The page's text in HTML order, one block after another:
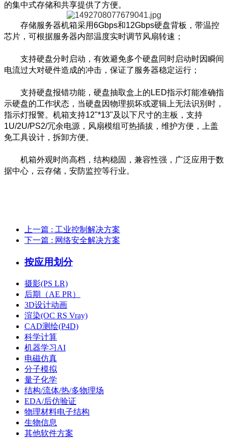
的集中式存储和共享提供了方便。
存储服务器机箱采用6Gbps和12Gbps硬盘背板，带温控
芯片，可根据服务器内部温度实时调节风扇转速；
支持硬盘分时启动，有效避免多个硬盘同时启动时因瞬间
电流过大对硬件造成的冲击，保证了服务器稳定运行；
支持硬盘报错功能，硬盘抽取盒上的LED指示灯能准确指
示硬盘的工作状态，当硬盘因物理损坏或逻辑上无法识别时，
指示灯报警。机箱支持12"*13"及以下尺寸的主板，支持
1U/2U/PS2/冗余电源，风扇模组可热插拔，维护方便，上盖
免工具设计，拆卸方便。
机箱外观时尚高档，结构稳固，兼容性强，广泛应用于数
据中心，云存储，安防监控等行业。
上一篇 : 工业控制解决方案
下一篇 : 网络安全解决方案
按应用划分
摄影(PS LR)
后期（AE PR）
3D设计动画
渲染(OC RS Vray)
CAD测绘(P4D)
科学计算
机器学习AI
电磁仿真
分子模拟
量子化学
结构/流体/热/多物理场
EDA/后仿验证
物理材料电子结构
生物信息
其他软件方案